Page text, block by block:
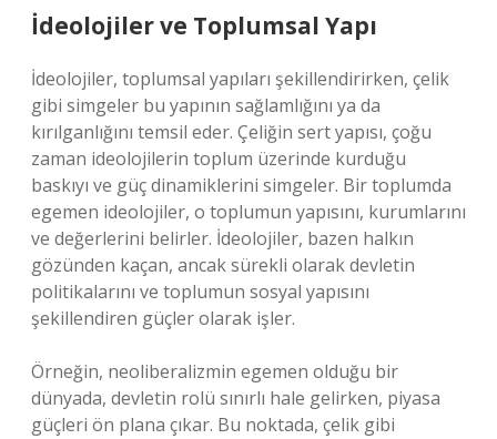
İdeolojiler ve Toplumsal Yapı
İdeolojiler, toplumsal yapıları şekillendirirken, çelik
gibi simgeler bu yapının sağlamlığını ya da
kırılganlığını temsil eder. Çeliğin sert yapısı, çoğu
zaman ideolojilerin toplum üzerinde kurduğu
baskıyı ve güç dinamiklerini simgeler. Bir toplumda
egemen ideolojiler, o toplumun yapısını, kurumlarını
ve değerlerini belirler. İdeolojiler, bazen halkın
gözünden kaçan, ancak sürekli olarak devletin
politikalarını ve toplumun sosyal yapısını
şekillendiren güçler olarak işler.
Örneğin, neoliberalizmin egemen olduğu bir
dünyada, devletin rolü sınırlı hale gelirken, piyasa
güçleri ön plana çıkar. Bu noktada, çelik gibi